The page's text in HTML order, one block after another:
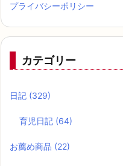
プライバシーポリシー
カテゴリー
日記 (329)
育児日記 (64)
お薦め商品 (22)